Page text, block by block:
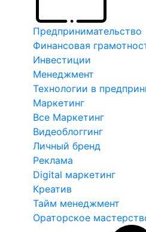
Предпринимательство
Финансовая
Инвестиции
Менеджмент
Технологии в
Маркетинг
Все Маркетинг
Видеоблоггинг
Личный бренд
Реклама
Digital маркетинг
Креатив
Тайм менеджмент
Ораторское